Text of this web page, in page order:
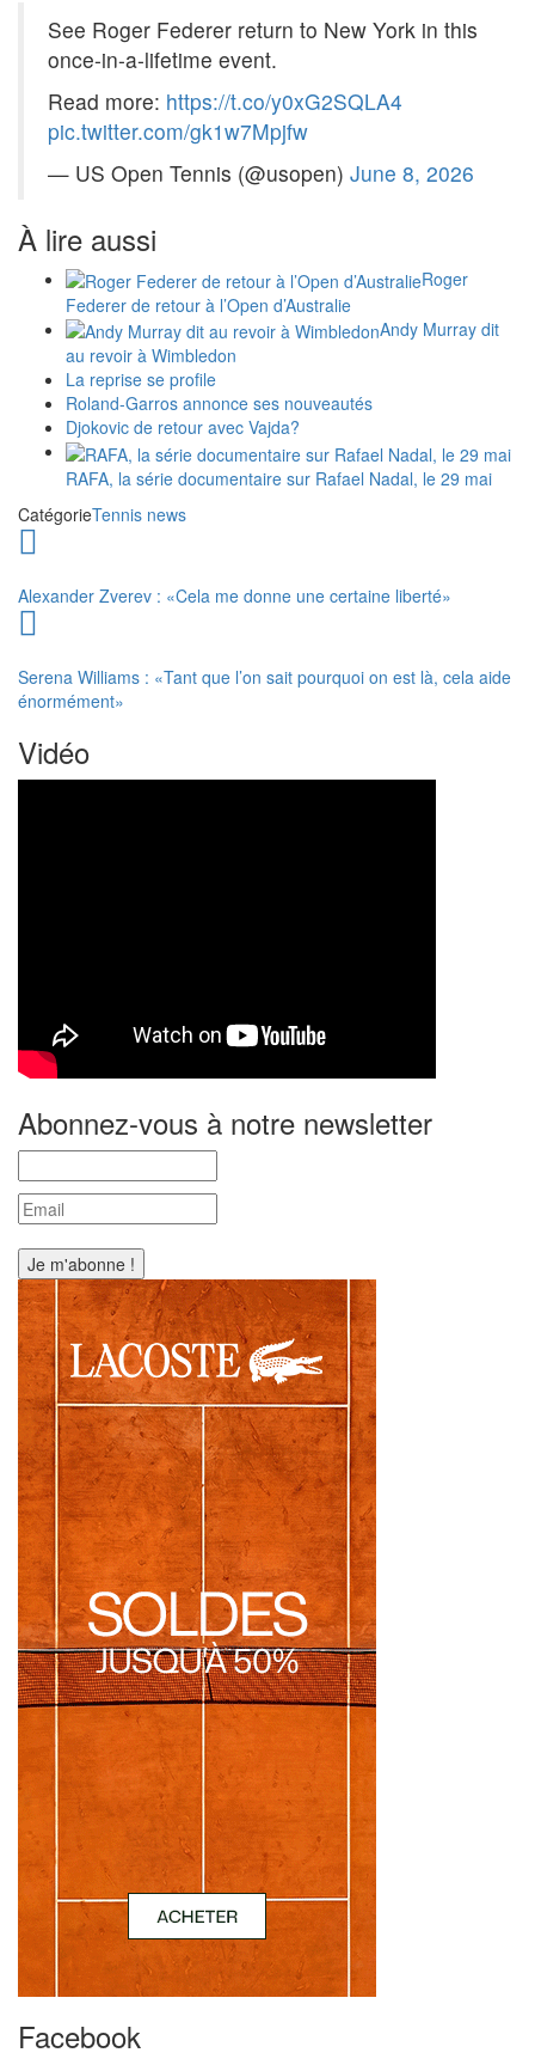
See Roger Federer return to New York in this
once-in-a-lifetime event.
Read more: https://t.co/y0xG2SQLA4
pic.twitter.com/gk1w7Mpjfw
— US Open Tennis (@usopen) June 8, 2026
À lire aussi
Roger
Federer de retour à l’Open d’Australie
Andy Murray dit
au revoir à Wimbledon
La reprise se profile
Roland-Garros annonce ses nouveautés
Djokovic de retour avec Vajda?
RAFA, la série documentaire sur Rafael Nadal, le 29 mai
CatégorieTennis news
Alexander Zverev : «Cela me donne une certaine liberté»
Serena Williams : «Tant que l’on sait pourquoi on est là, cela aide
énormément»
Vidéo
Abonnez-vous à notre newsletter
Facebook